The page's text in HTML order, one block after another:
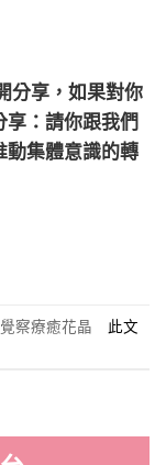
分享，如果對你
享：請你跟我們
動集體意識的轉
察療癒花晶 此文